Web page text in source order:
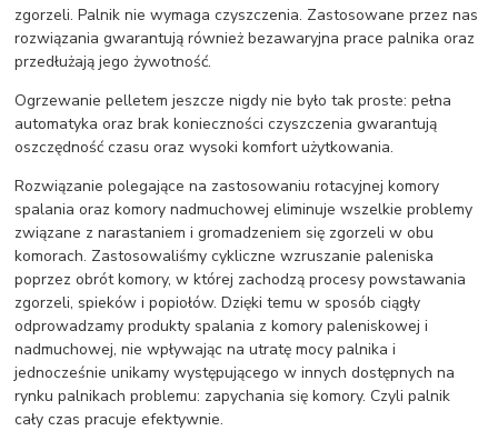
zgorzeli. Palnik nie wymaga czyszczenia. Zastosowane przez nas
rozwiązania gwarantują również bezawaryjna prace palnika oraz
przedłużają jego żywotność.
Ogrzewanie pelletem jeszcze nigdy nie było tak proste: pełna
automatyka oraz brak konieczności czyszczenia gwarantują
oszczędność czasu oraz wysoki komfort użytkowania.
Rozwiązanie polegające na zastosowaniu rotacyjnej komory
spalania oraz komory nadmuchowej eliminuje wszelkie problemy
związane z narastaniem i gromadzeniem się zgorzeli w obu
komorach. Zastosowaliśmy cykliczne wzruszanie paleniska
poprzez obrót komory, w której zachodzą procesy powstawania
zgorzeli, spieków i popiołów. Dzięki temu w sposób ciągły
odprowadzamy produkty spalania z komory paleniskowej i
nadmuchowej, nie wpływając na utratę mocy palnika i
jednocześnie unikamy występującego w innych dostępnych na
rynku palnikach problemu: zapychania się komory. Czyli palnik
cały czas pracuje efektywnie.